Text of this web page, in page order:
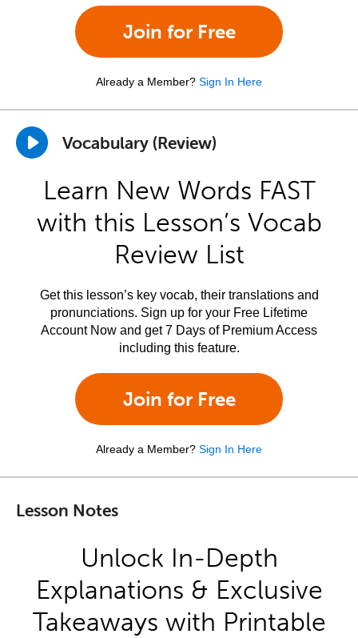
Join for Free
Already a Member? Sign In Here
Vocabulary (Review)
Learn New Words FAST
with this Lesson’s Vocab
Review List
Get this lesson’s key vocab, their translations and
pronunciations. Sign up for your Free Lifetime
Account Now and get 7 Days of Premium Access
including this feature.
Join for Free
Already a Member? Sign In Here
Lesson Notes
Unlock In-Depth
Explanations & Exclusive
Takeaways with Printable